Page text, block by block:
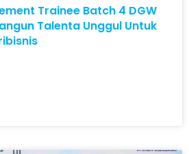
Trainee Batch 4 DGW
Talenta Unggul Untuk